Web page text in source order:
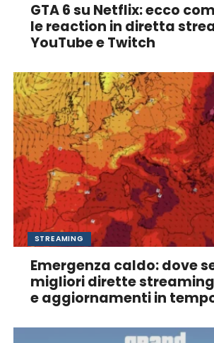
GTA 6 su Netflix: ecco
le reaction in diretta
YouTube e Twitch
STREAMING
Emergenza caldo: dove
migliori dirette
e aggiornamenti in